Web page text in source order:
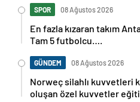
SPOR 08 Ağustos 2026
En fazla kızaran takım
Tam 5 futbolcu….
GÜNDEM 08 Ağustos 2026
Norweç silahlı kuvvetleri
oluşan özel kuvvetler